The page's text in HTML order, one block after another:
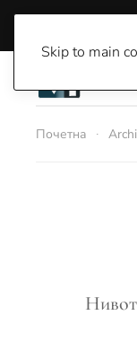
Skip to main
Почетна